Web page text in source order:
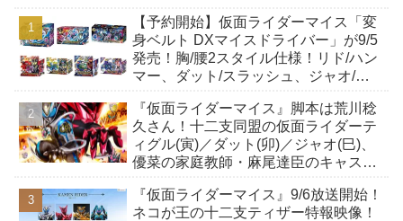
【予約開始】仮面ライダーマイス「変
身ベルト DXマイスドライバー」が9/5
発売！胸/腰2スタイル仕様！リド/ハン
マー、ダット/スラッシュ、ジャオ/バ
も！
『仮面ライダーマイス』脚本は荒川稔
久さん！十二支同盟の仮面ライダーテ
ィグル(寅)／ダット(卯)／ジャオ(巳)、
優菜の家庭教師・麻尾達臣のキャスト
んも変身！
『仮面ライダーマイス』9/6放送開始！
ネコが王の十二支ティザー特報映像！